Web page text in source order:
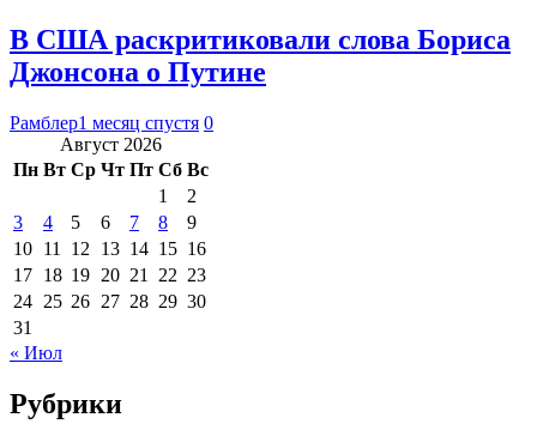
В США раскритиковали слова Бориса
Джонсона о Путине
Рамблер1 месяц спустя 0
Август 2026
Пн Вт Ср Чт Пт Сб Вс
1
2
3
4 5 6 7 8
9
10 11 12 13 14 15 16
17 18 19 20 21 22 23
24 25 26 27 28 29 30
31
« Июл
Рубрики